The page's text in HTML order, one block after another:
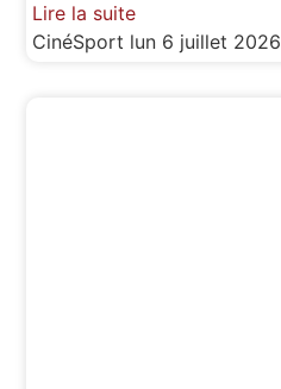
Lire la suite
CinéSport lun 6 juillet 2026